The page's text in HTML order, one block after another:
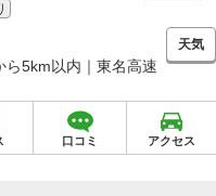
ら5km以内｜東名高速
天気
口コミ アクセス